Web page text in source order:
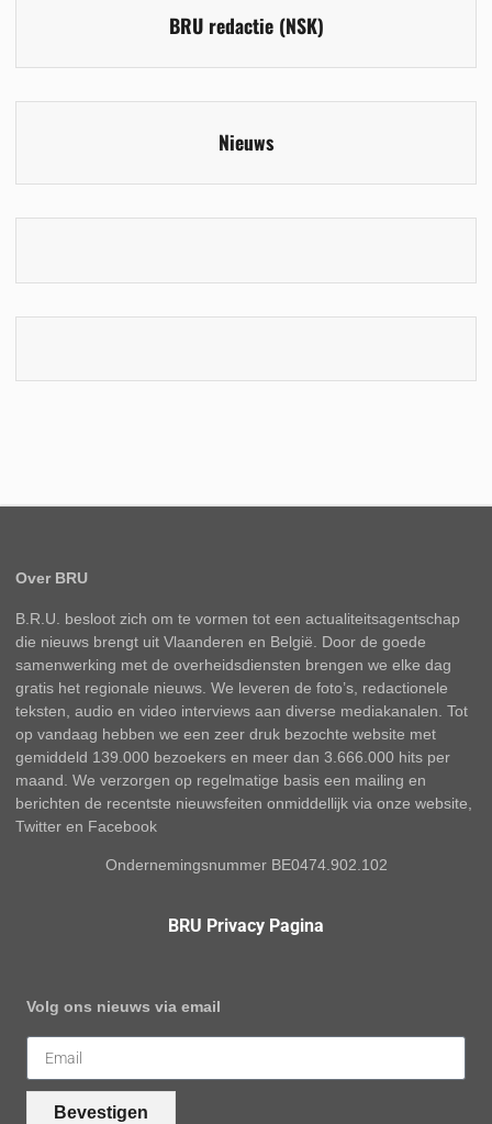
BRU redactie (NSK)
Nieuws
Over BRU
B.R.U. besloot zich om te vormen tot een actualiteitsagentschap
die nieuws brengt uit Vlaanderen en België. Door de goede
samenwerking met de overheidsdiensten brengen we elke dag
gratis het regionale nieuws. We leveren de foto’s, redactionele
teksten, audio en video interviews aan diverse mediakanalen. Tot
op vandaag hebben we een zeer druk bezochte website met
gemiddeld 139.000 bezoekers en meer dan 3.666.000 hits per
maand. We verzorgen op regelmatige basis een mailing en
berichten de recentste nieuwsfeiten onmiddellijk via onze website,
Twitter en Facebook
Ondernemingsnummer BE0474.902.102
BRU Privacy Pagina
Volg ons nieuws via email
Bevestigen